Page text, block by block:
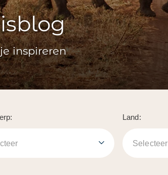
inspireren
Land:
Selecteer